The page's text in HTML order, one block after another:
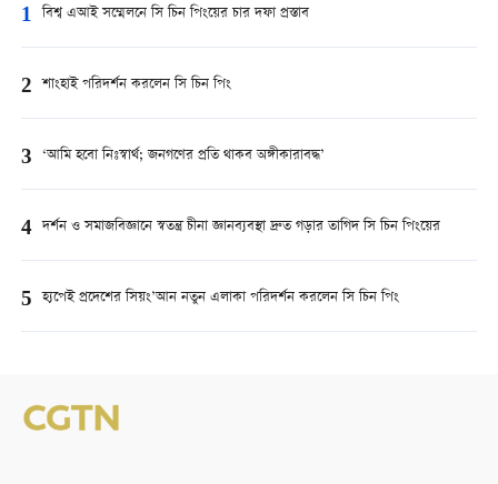
1 বিশ্ব এআই সম্মেলনে সি চিন পিংয়ের চার দফা প্রস্তাব
2 শাংহাই পরিদর্শন করলেন সি চিন পিং
3 ‘আমি হবো নিঃস্বার্থ; জনগণের প্রতি থাকব অঙ্গীকারাবদ্ধ’
4 দর্শন ও সমাজবিজ্ঞানে স্বতন্ত্র চীনা জ্ঞানব্যবস্থা দ্রুত গড়ার তাগিদ সি চিন পিংয়ের
5 হ্যপেই প্রদেশের সিয়ং’আন নতুন এলাকা পরিদর্শন করলেন সি চিন পিং